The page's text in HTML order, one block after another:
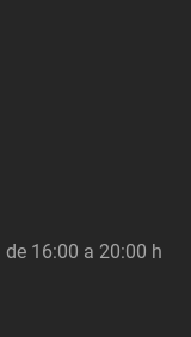
16:00 a 20:00 h